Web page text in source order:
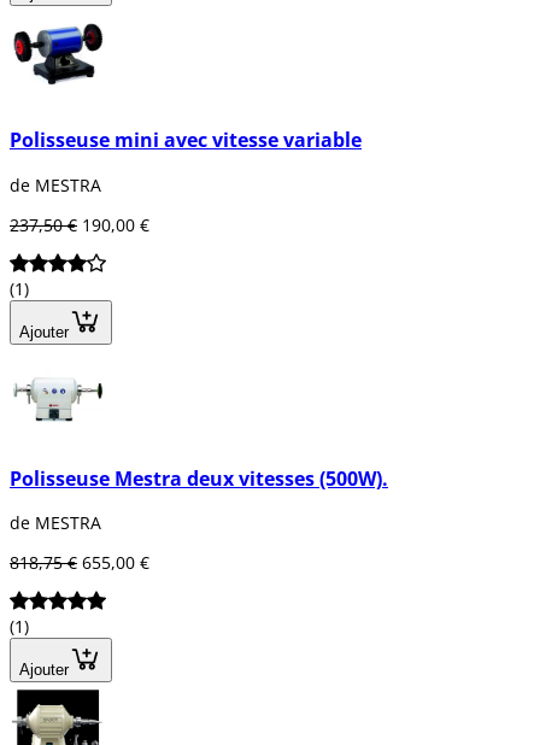
Polisseuse mini avec vitesse variable
de MESTRA
237,50 € 190,00 €
(1)
Ajouter
Polisseuse Mestra deux vitesses (500W).
de MESTRA
818,75 € 655,00 €
(1)
Ajouter